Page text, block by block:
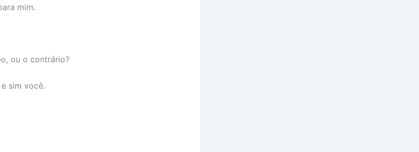
mim.
ou o contrário?
sim você.